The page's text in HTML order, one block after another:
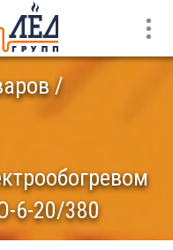
6-20/380